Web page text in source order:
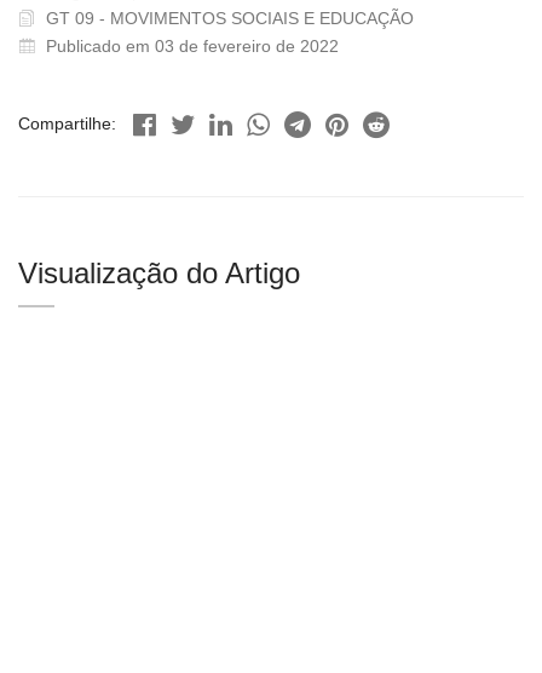
GT 09 - MOVIMENTOS SOCIAIS E EDUCAÇÃO
Publicado em 03 de fevereiro de 2022
Compartilhe:
Visualização do Artigo